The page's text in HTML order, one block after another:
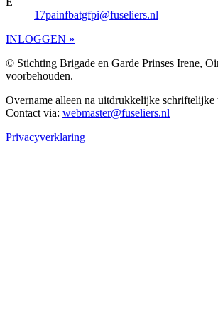
17painfbatgfpi@fuseliers.nl
INLOGGEN »
© Stichting Brigade en Garde Prinses Irene,
voorbehouden.
Overname alleen na uitdrukkelijke schriftelijke
Contact via: webmaster@fuseliers.nl
Privacyverklaring